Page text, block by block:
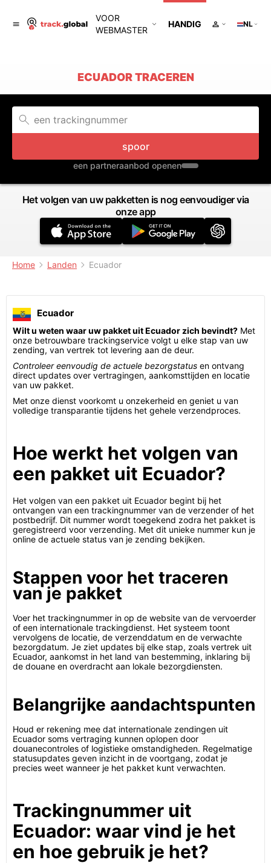
VOOR
WEBMASTER
HANDIG NL
ECUADOR TRACEREN
spoor
een partneraanbod openen
Het volgen van uw pakketten is nog eenvoudiger via
onze app
Home Landen Ecuador
Ecuador
Wilt u weten waar uw pakket uit Ecuador zich bevindt? Met
onze betrouwbare trackingservice volgt u elke stap van uw
zending, van vertrek tot levering aan de deur.
Controleer eenvoudig de actuele bezorgstatus en ontvang
direct updates over vertragingen, aankomsttijden en locatie
van uw pakket.
Met onze dienst voorkomt u onzekerheid en geniet u van
volledige transparantie tijdens het gehele verzendproces.
Hoe werkt het volgen van
een pakket uit Ecuador?
Het volgen van een pakket uit Ecuador begint bij het
ontvangen van een trackingnummer van de verzender of het
postbedrijf. Dit nummer wordt toegekend zodra het pakket is
geregistreerd voor verzending. Met dit unieke nummer kun je
online de actuele status van je zending bekijken.
Stappen voor het traceren
van je pakket
Voer het trackingnummer in op de website van de vervoerder
of een internationale trackingdienst. Het systeem toont
vervolgens de locatie, de verzenddatum en de verwachte
bezorgdatum. Je ziet updates bij elke stap, zoals vertrek uit
Ecuador, aankomst in het land van bestemming, inklaring bij
de douane en overdracht aan lokale bezorgdiensten.
Belangrijke aandachtspunten
Houd er rekening mee dat internationale zendingen uit
Ecuador soms vertraging kunnen oplopen door
douanecontroles of logistieke omstandigheden. Regelmatige
statusupdates geven inzicht in de voortgang, zodat je
precies weet wanneer je het pakket kunt verwachten.
Trackingnummer uit
Ecuador: waar vind je het
en hoe gebruik je het?